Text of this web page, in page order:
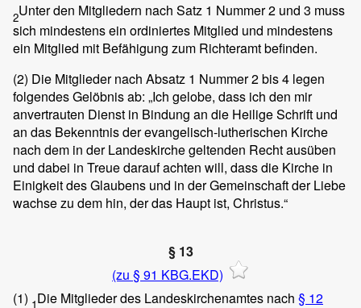
2Unter den Mitgliedern nach Satz 1 Nummer 2 und 3 muss
sich mindestens ein ordiniertes Mitglied und mindestens
ein Mitglied mit Befähigung zum Richteramt befinden.
(2) Die Mitglieder nach Absatz 1 Nummer 2 bis 4 legen
folgendes Gelöbnis ab: „Ich gelobe, dass ich den mir
anvertrauten Dienst in Bindung an die Heilige Schrift und
an das Bekenntnis der evangelisch-lutherischen Kirche
nach dem in der Landeskirche geltenden Recht ausüben
und dabei in Treue darauf achten will, dass die Kirche in
Einigkeit des Glaubens und in der Gemeinschaft der Liebe
wachse zu dem hin, der das Haupt ist, Christus.“
§ 13
(zu § 91 KBG.EKD)
(1) 1Die Mitglieder des Landeskirchenamtes nach § 12